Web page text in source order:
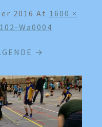
2016 At 1600 ×
Wa0004
→